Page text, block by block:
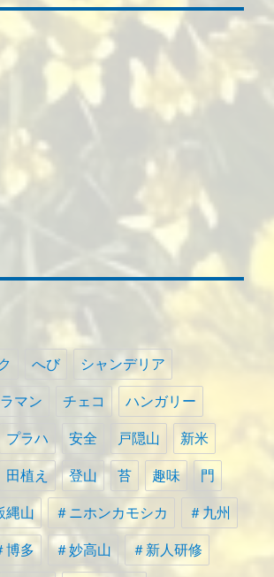
へび シャンデリア
マン チェコ ハンガリー
プラハ 安全 戸隠山 新米
田植え 登山 苔 趣味 門
縄山 ＃ニホンカモシカ ＃九州
博多 ＃妙高山 ＃新人研修